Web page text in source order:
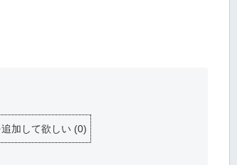
加して欲しい (0)